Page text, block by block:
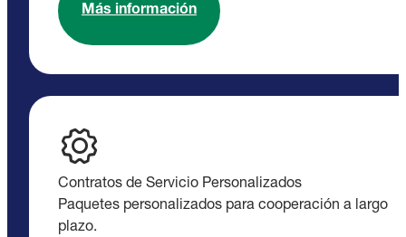
Más información
Contratos de Servicio Personalizados
Paquetes personalizados para cooperación a largo
plazo.